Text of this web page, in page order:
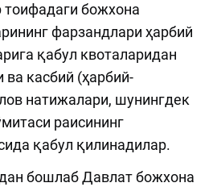
божхона
фарзандлари ҳарбий
қабул квоталаридан
касбий (ҳарбий-
натижалари, шунингдек
раисининг
қабул қилинадилар.
бошлаб Давлат божхона